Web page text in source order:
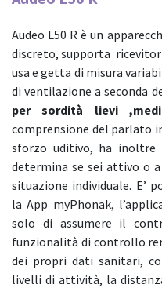
Audeo L50 R è un
discreto, supporta
usa e getta di misura
di ventilazione a seconda
per sordità lievi
comprensione del parlato
sforzo uditivo, ha inoltre
determina se sei attivo o
situazione individuale. E’
la App myPhonak,
solo di assumere il
funzionalità di controllo
dei propri dati sanitari,
livelli di attività, la